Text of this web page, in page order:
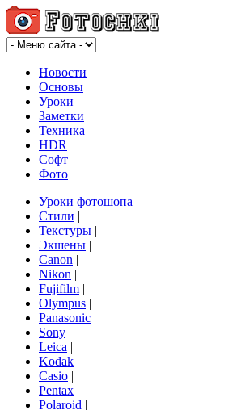
Новости
Основы
Уроки
Заметки
Техника
HDR
Софт
Фото
Уроки фотошопа |
Стили |
Текстуры |
Экшены |
Canon |
Nikon |
Fujifilm |
Olympus |
Panasonic |
Sony |
Leica |
Kodak |
Casio |
Pentax |
Polaroid |